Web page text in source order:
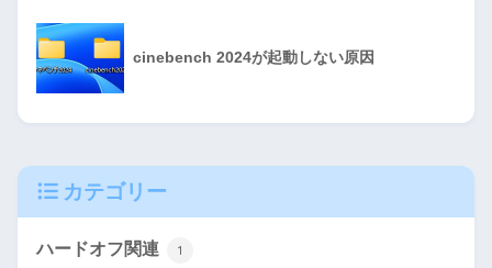
cinebench 2024が起動しない原因
カテゴリー
ハードオフ関連 1